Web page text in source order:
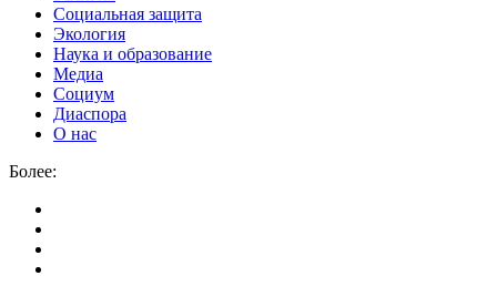
Социальная защита
Экология
Наука и образование
Медиа
Социум
Диаспора
О нас
Более: